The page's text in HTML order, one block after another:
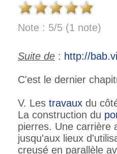
Note : 5/5 (1 note)
Suite de : http://
C'est le dernier
V. Les travaux du
La construction du
pierres. Une carrière
jusqu'aux lieux
creusé en parallèle